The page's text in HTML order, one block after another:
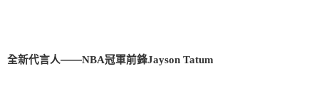
全新代言人——NBA冠軍前鋒Jayson Tatum